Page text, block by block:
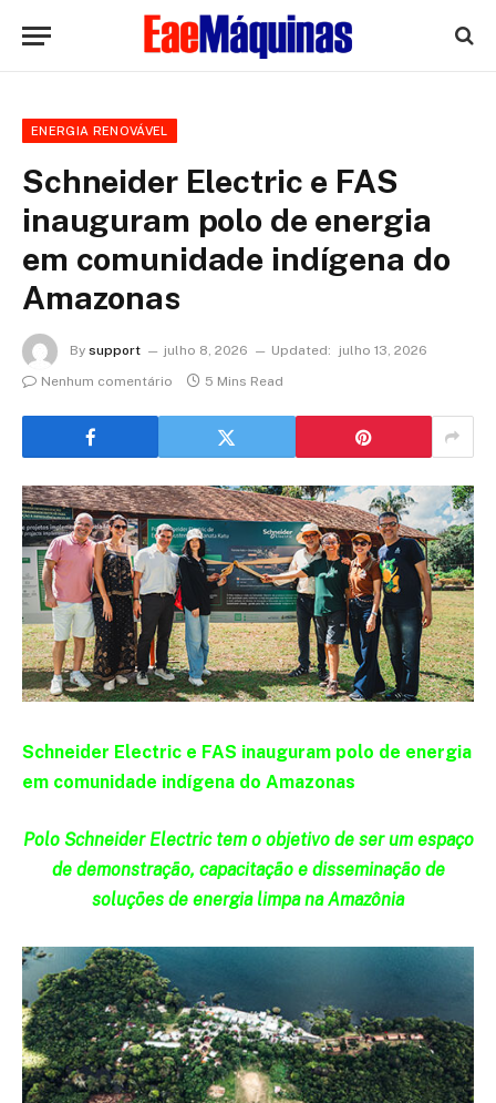
ENERGIA RENOVÁVEL
Schneider Electric e FAS
inauguram polo de energia
em comunidade indígena do
Amazonas
By support julho 8, 2026 Updated:
julho 13, 2026
Nenhum comentário
5 Mins Read
Schneider Electric e FAS inauguram polo de energia
em comunidade indígena do Amazonas
Polo Schneider Electric tem o objetivo de ser um espaço
de demonstração, capacitação e disseminação de
soluções de energia limpa na Amazônia